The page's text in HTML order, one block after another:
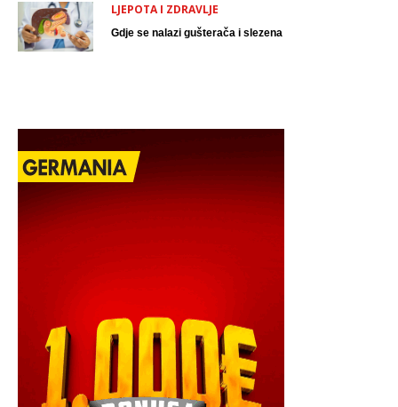
LJEPOTA I ZDRAVLJE
Gdje se nalazi gušterača i slezena